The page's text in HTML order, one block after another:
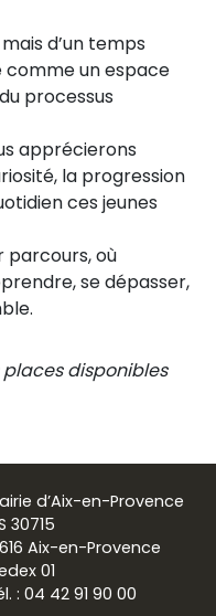
d’un temps
comme un espace
processus
apprécierons
la progression
ces jeunes
parcours, où
se dépasser,
disponibles
d’Aix-en-Provence
30715
Aix-en-Provence
01
: 04 42 91 90 00